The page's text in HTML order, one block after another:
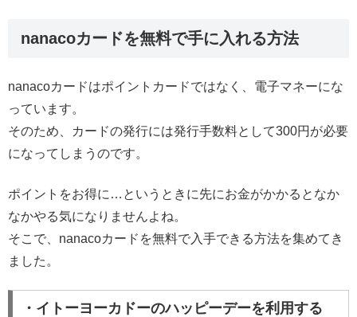
nanacoカードを無料で手に入れる方法
nanacoカードはポイントカードではなく、電子マネーにな
っています。
そのため、カードの発行には発行手数料として300円が必要
になってしまうのです。
ポイントをお得に…というときに先にお金がかかるとなか
なかやる気になりませんよね。
そこで、nanacoカードを無料で入手できる方法を集めてき
ました。
・イトーヨーカドーのハッピーデーを利用する